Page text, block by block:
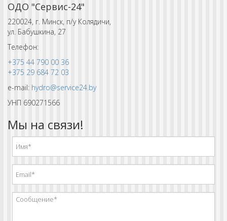
ОДО "Сервис-24"
220024, г. Минск, п/у Колядичи,
ул. Бабушкина, 27
Телефон:
+375 44 790 00 36
+375 29 684 72 03
e-mail: hydro@service24.by
УНП 690271566
Мы на связи!